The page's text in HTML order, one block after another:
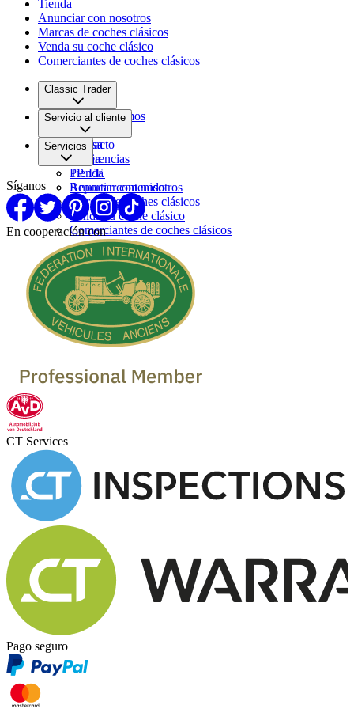
Tienda
Anunciar con nosotros
Marcas de coches clásicos
Venda su coche clásico
Comerciantes de coches clásicos
Classic Trader
Quiénes somos
Empleo
Prensa
Pareja
Servicio al cliente
Contacto
Sugerencias
PP. FF.
Reportar contenido
Servicios
Tienda
Anunciar con nosotros
Marcas de coches clásicos
Venda su coche clásico
Comerciantes de coches clásicos
Síganos
En cooperación con
CT Services
Pago seguro